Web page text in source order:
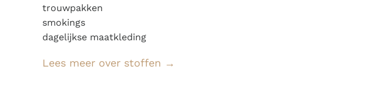
trouwpakken
smokings
dagelijkse maatkleding
Lees meer over stoffen →